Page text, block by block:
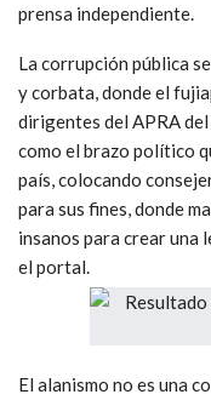
prensa independiente.
La corrupción pública
y corbata, donde el
dirigentes del APRA
como el brazo político
país, colocando
para sus fines, donde
insanos para crear una
el portal.
El alanismo no es una